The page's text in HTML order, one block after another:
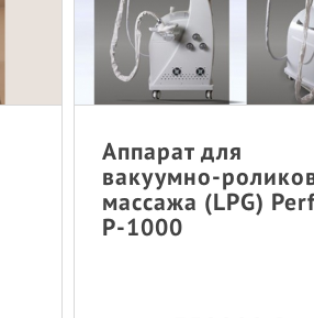
Аппарат для
вакуумно-
массажа (LPG)
P-1000